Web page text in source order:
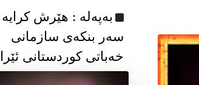
به‌په‌له‌ : هێرش کرایە
سەر بنکەی سازمانی
خەباتی کوردستانی